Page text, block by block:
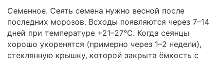
Семенное. Сеять семена нужно весной после
последних морозов. Всходы появляются через 7–14
дней при температуре +21–27°C. Когда сеянцы
хорошо укоренятся (примерно через 1–2 недели),
стеклянную крышку, которой закрыта ёмкость с